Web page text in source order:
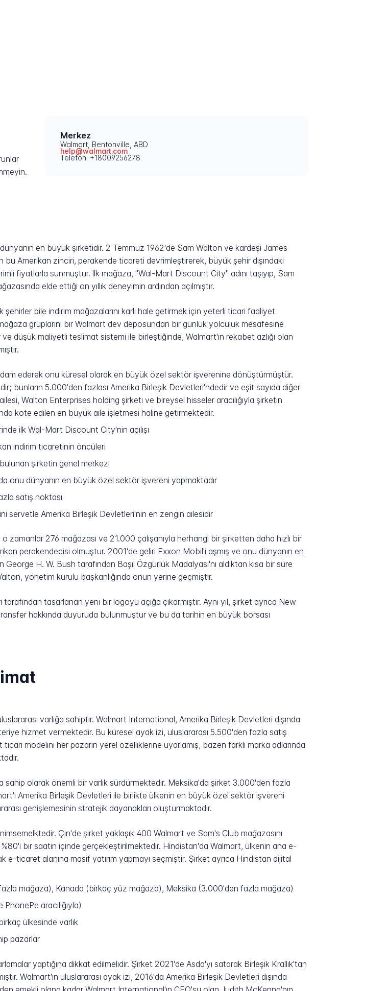
Merkez
Walmart, Bentonville, ABD
help@walmart.com
Telefon: +18009256278
en büyük şirketidir. 2 Temmuz 1962'de Sam Walton ve kardeşi James
Amerikan zinciri, perakende ticareti devrimleştirerek, büyük şehir dışındaki
fiyatlarla sunmuştur. İlk mağaza, "Wal-Mart Discount City" adını taşıyıp, Sam
elde ettiği on yıllık deneyimin ardından açılmıştır.
bile indirim mağazalarını karlı hale getirmek için yeterli ticari faaliyet
gruplarını bir Walmart dev deposundan bir günlük yolculuk mesafesine
düşük maliyetli teslimat sistemi ile birleştiğinde, Walmart'ın rekabet azlığı olan
ederek onu küresel olarak en büyük özel sektör işverenine dönüştürmüştür.
bunların 5.000'den fazlası Amerika Birleşik Devletleri'ndedir ve eşit sayıda diğer
Walton Enterprises holding şirketi ve bireysel hisseler aracılığıyla şirketin
kote edilen en büyük aile işletmesi haline getirmektedir.
ilk Wal-Mart Discount City'nin açılışı
indirim ticaretinin öncüleri
şirketin genel merkezi
onu dünyanın en büyük özel sektör işvereni yapmaktadır
satış noktası
servetle Amerika Birleşik Devletleri'nin en zengin ailesidir
276 mağazası ve 21.000 çalışanıyla herhangi bir şirketten daha hızlı bir
perakendecisi olmuştur. 2001'de geliri Exxon Mobil'i aşmış ve onu dünyanın en
H. W. Bush tarafından Başıl Özgürlük Madalyası'nı aldıktan kısa bir süre
yönetim kurulu başkanlığında onun yerine geçmiştir.
tasarlanan yeni bir logoyu açığa çıkarmıştır. Aynı yıl, şirket ayrıca New
hakkında duyuruda bulunmuştur ve bu da tarihin en büyük borsası
varlığa sahiptir. Walmart International, Amerika Birleşik Devletleri dışında
hizmet vermektedir. Bu küresel ayak izi, uluslararası 5.500'den fazla satış
modelini her pazarın yerel özelliklerine uyarlamış, bazen farklı marka adlarında
olarak önemli bir varlık sürdürmektedir. Meksika'da şirket 3.000'den fazla
Amerika Birleşik Devletleri ile birlikte ülkenin en büyük özel sektör işvereni
genişlemesinin stratejik dayanakları oluşturmaktadır.
Çin'de şirket yaklaşık 400 Walmart ve Sam's Club mağazasını
bir saatin içinde gerçekleştirilmektedir. Hindistan'da Walmart, ülkenin ana e-
ticaret alanına masif yatırım yapmayı seçmiştir. Şirket ayrıca Hindistan dijital
mağaza), Kanada (birkaç yüz mağaza), Meksika (3.000'den fazla mağaza)
aracılığıyla)
ülkesinde varlık
pazarlar
yaptığına dikkat edilmelidir. Şirket 2021'de Asda'yı satarak Birleşik Krallık'tan
Walmart'ın uluslararası ayak izi, 2016'da Amerika Birleşik Devletleri dışında